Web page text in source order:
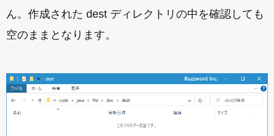
ん。作成された dest ディレクトリの中を確認しても
空のままとなります。